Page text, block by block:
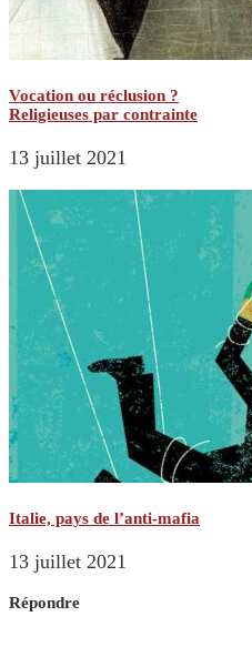
Vocation ou réclusion ?
Religieuses par contrainte
13 juillet 2021
Italie, pays de l’anti-mafia
13 juillet 2021
Répondre